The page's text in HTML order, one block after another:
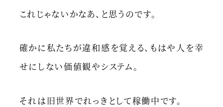
これじゃないかなあ、と思うのです。
確かに私たちが違和感を覚える、もはや人を幸
せにしない価値観やシステム。
それは旧世界でれっきとして稼働中です。